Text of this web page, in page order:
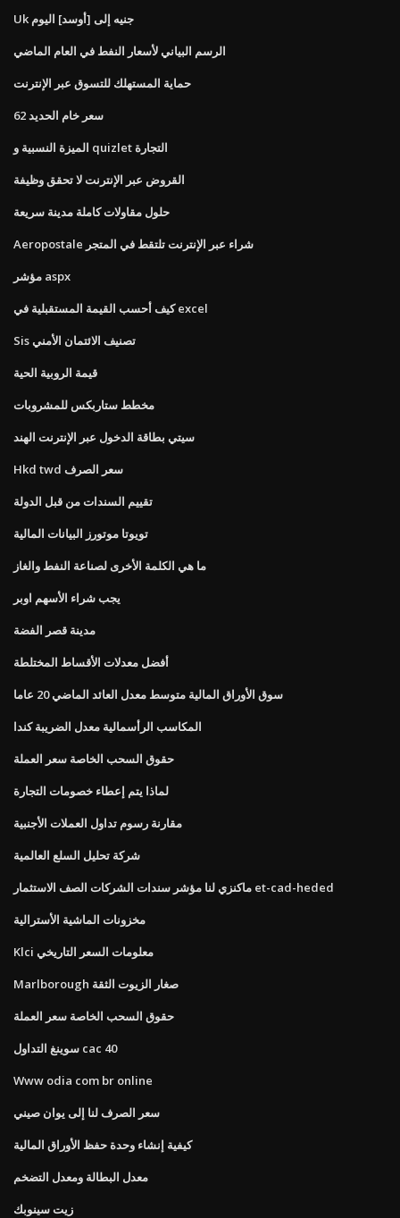
Uk جنيه إلى [أوسد] اليوم
الرسم البياني لأسعار النفط في العام الماضي
حماية المستهلك للتسوق عبر الإنترنت
سعر خام الحديد 62
الميزة النسبية و quizlet التجارة
القروض عبر الإنترنت لا تحقق وظيفة
حلول مقاولات كاملة مدينة سريعة
Aeropostale شراء عبر الإنترنت تلتقط في المتجر
مؤشر aspx
كيف أحسب القيمة المستقبلية في excel
Sis تصنيف الائتمان الأمني
قيمة الروبية الحية
مخطط ستاربكس للمشروبات
سيتي بطاقة الدخول عبر الإنترنت الهند
Hkd twd سعر الصرف
تقييم السندات من قبل الدولة
تويوتا موتورز البيانات المالية
ما هي الكلمة الأخرى لصناعة النفط والغاز
يجب شراء الأسهم اوبر
مدينة قصر الفضة
أفضل معدلات الأقساط المختلطة
سوق الأوراق المالية متوسط ​​معدل العائد الماضي 20 عاما
المكاسب الرأسمالية معدل الضريبة كندا
حقوق السحب الخاصة سعر العملة
لماذا يتم إعطاء خصومات التجارة
مقارنة رسوم تداول العملات الأجنبية
شركة تحليل السلع العالمية
ماكنزي لنا مؤشر سندات الشركات الصف الاستثمار et-cad-heded
مخزونات الماشية الأسترالية
Klci معلومات السعر التاريخي
Marlborough صغار الزيوت الثقة
حقوق السحب الخاصة سعر العملة
سوينغ التداول cac 40
Www odia com br online
سعر الصرف لنا إلى يوان صيني
كيفية إنشاء وحدة حفظ الأوراق المالية
معدل البطالة ومعدل التضخم
زيت سينوبك